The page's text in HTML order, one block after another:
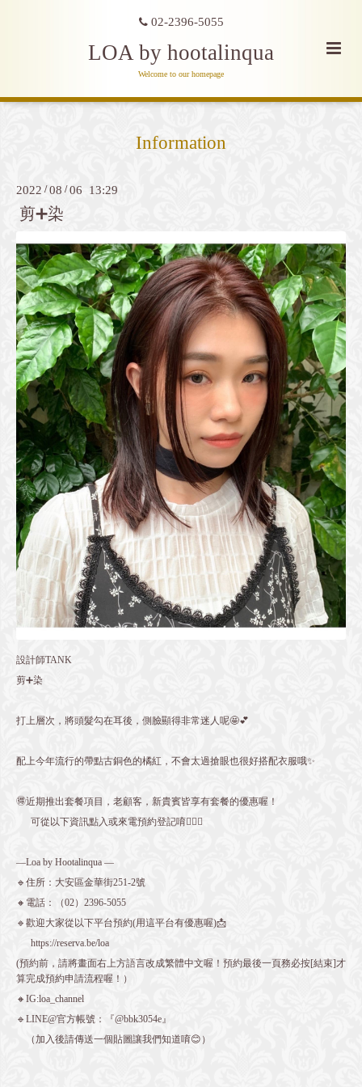
02-2396-5055
LOA by hootalinqua
Welcome to our homepage
Information
2022 /08 /06 13:29
剪➕染
設計師TANK
剪➕染
打上層次，將頭髮勾在耳後，側臉顯得非常迷人呢🤩💕
配上今年流行的帶點古銅色的橘紅，不會太過搶眼也很好搭配衣服哦✨
🉐近期推出套餐項目，老顧客，新貴賓皆享有套餐的優惠喔！
可從以下資訊點入或來電預約登記唷💁🏻‍♀️
—Loa by Hootalinqua —
🔹住所：大安區金華街251-2號
🔸電話：（02）2396-5055
🔹歡迎大家從以下平台預約(用這平台有優惠喔)📩
https://reserva.be/loa
(預約前，請將畫面右上方語言改成繁體中文喔！預約最後一頁務必按[結束]才
算完成預約申請流程喔！）
🔸IG:loa_channel
🔹LINE@官方帳號：『@bbk3054e』
（加入後請傳送一個貼圖讓我們知道唷😊）